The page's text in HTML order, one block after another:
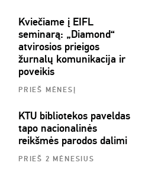
Kviečiame į EIFL
seminarą: „Diamond“
atvirosios prieigos
žurnalų komunikacija ir
poveikis
PRIEŠ MĖNESĮ
KTU bibliotekos paveldas
tapo nacionalinės
reikšmės parodos dalimi
PRIEŠ 2 MĖNESIUS